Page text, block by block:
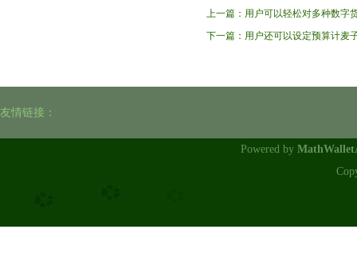
上一篇： 用户可以轻松对多种数字
下一篇： 用户还可以设定预算计麦
友情链接：
Powered by